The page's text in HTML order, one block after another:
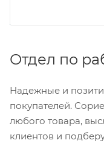
Отдел по
Надежные и
покупателей.
любого товара,
клиентов и